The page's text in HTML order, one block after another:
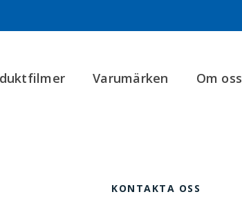
Varumärken Om oss
KONTAKTA OSS